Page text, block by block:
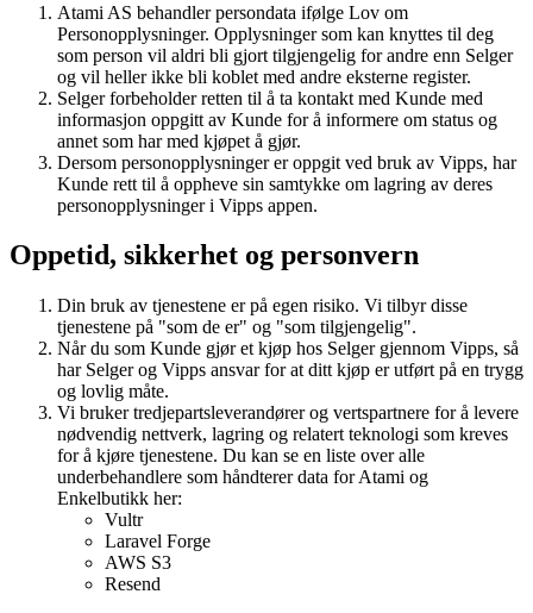
Atami AS behandler persondata ifølge Lov om
Personopplysninger. Opplysninger som kan knyttes til deg
som person vil aldri bli gjort tilgjengelig for andre enn Selger
og vil heller ikke bli koblet med andre eksterne register.
Selger forbeholder retten til å ta kontakt med Kunde med
informasjon oppgitt av Kunde for å informere om status og
annet som har med kjøpet å gjør.
Dersom personopplysninger er oppgit ved bruk av Vipps, har
Kunde rett til å oppheve sin samtykke om lagring av deres
personopplysninger i Vipps appen.
Oppetid, sikkerhet og personvern
Din bruk av tjenestene er på egen risiko. Vi tilbyr disse
tjenestene på "som de er" og "som tilgjengelig".
Når du som Kunde gjør et kjøp hos Selger gjennom Vipps, så
har Selger og Vipps ansvar for at ditt kjøp er utført på en trygg
og lovlig måte.
Vi bruker tredjepartsleverandører og vertspartnere for å levere
nødvendig nettverk, lagring og relatert teknologi som kreves
for å kjøre tjenestene. Du kan se en liste over alle
underbehandlere som håndterer data for Atami og
Enkelbutikk her:
Vultr
Laravel Forge
AWS S3
Resend